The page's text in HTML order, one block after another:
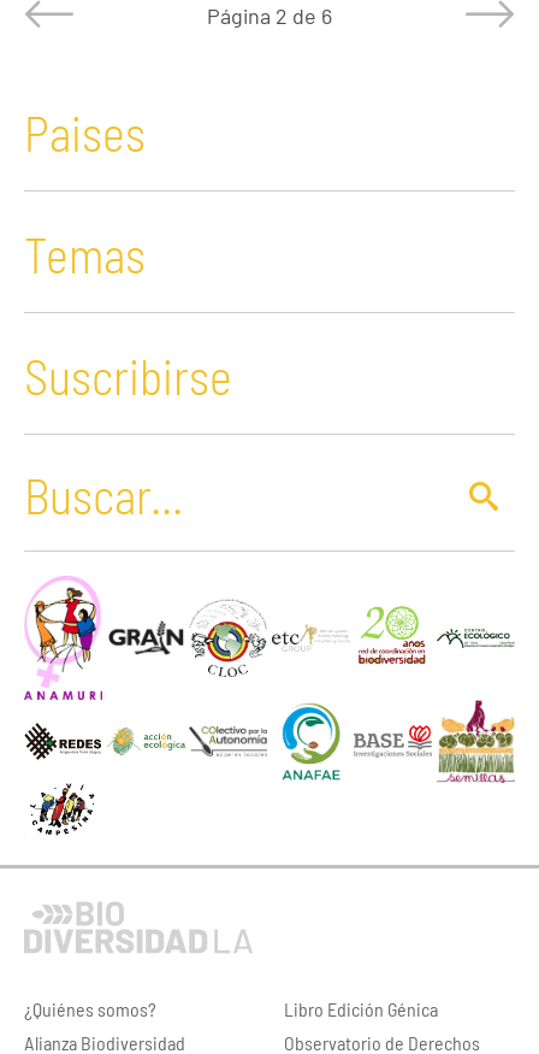
Página 2 de 6
Paises
Temas
Suscribirse
¿Quiénes somos?
Alianza Biodiversidad
Libro Edición Génica
Observatorio de Derechos